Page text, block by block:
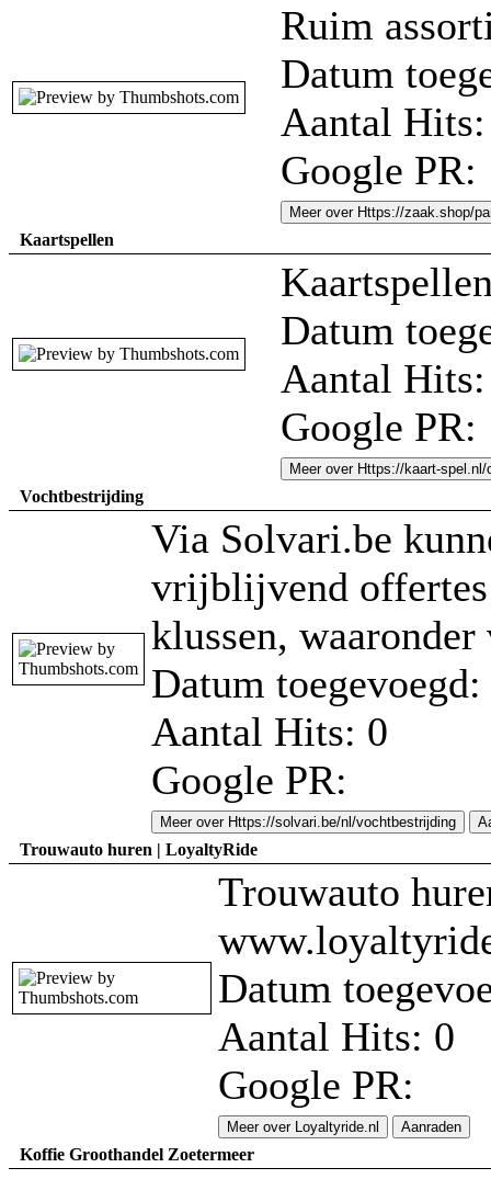
Ruim
Datum
Aantal
Google PR:
Meer over Https://zaak.shop/
Kaartspellen
Datum
Aantal
Google PR:
Meer over Https://kaart-spel.nl/
Vochtbestrijding
Via Solvari.be
vrijblijvend
klussen,
Datum
Aantal Hits: 0
Google PR:
Meer over Https://solvari.be/nl/vochtbestrijding
Trouwauto huren | LoyaltyRide
Trouwauto
Datum
Aantal Hits: 0
Google PR:
Meer over Loyaltyride.nl Aanraden
Koffie Groothandel Zoetermeer